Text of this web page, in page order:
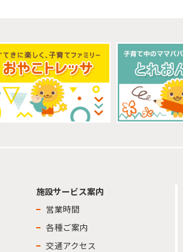
施設サービス案内
営業時間
各種ご案内
交通アクセス